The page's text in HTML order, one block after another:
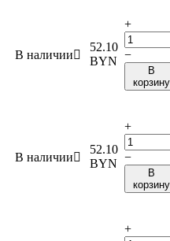
В наличии
52.10
BYN
+
−
В
корзину
В наличии
52.10
BYN
+
−
В
корзину
+